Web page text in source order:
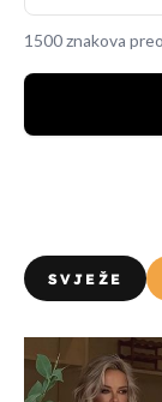
1500 znakova
SVJEŽE